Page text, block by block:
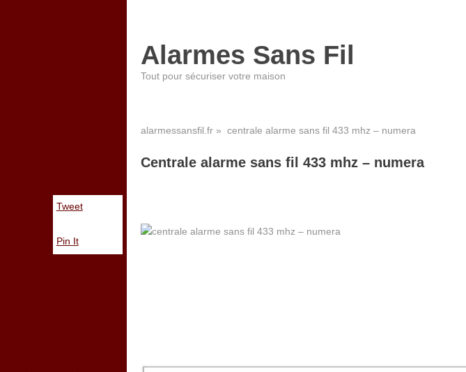
Alarmes Sans Fil
Tout pour sécuriser votre maison
alarmessansfil.fr» centrale alarme sans fil 433 mhz – numera
Centrale alarme sans fil 433 mhz – numera
Tweet
Pin It